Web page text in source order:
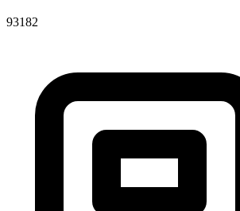
93182